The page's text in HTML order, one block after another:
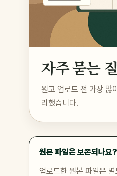
자주 묻는
원고 업로드 전 가장 많
리했습니다.
원본 파일은 보존되나요?
업로드한 원본 파일은